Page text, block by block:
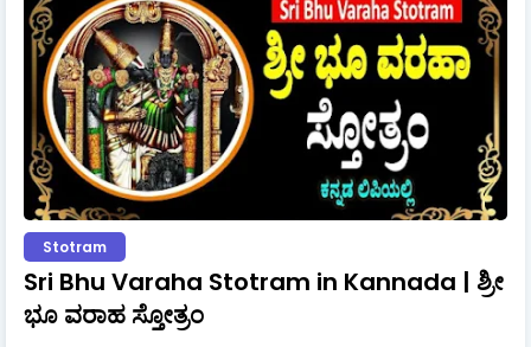
Stotram
Sri Bhu Varaha Stotram in Kannada | ಶ್ರೀ
ಭೂ ವರಾಹ ಸ್ತೋತ್ರಂ